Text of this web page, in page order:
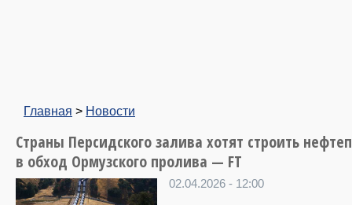
Главная > Новости
Страны Персидского залива хотят строить
в обход Ормузского пролива — FT
02.04.2026 - 12:00